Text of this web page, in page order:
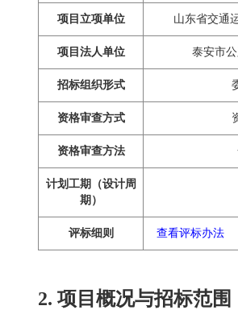
项目立项单位 山东省交通
项目法人单位 泰安市
招标组织形式
资格审查方式
资格审查方法
计划工期（设计周
期）
评标细则 查看评标办法
2. 项目概况与招标范围